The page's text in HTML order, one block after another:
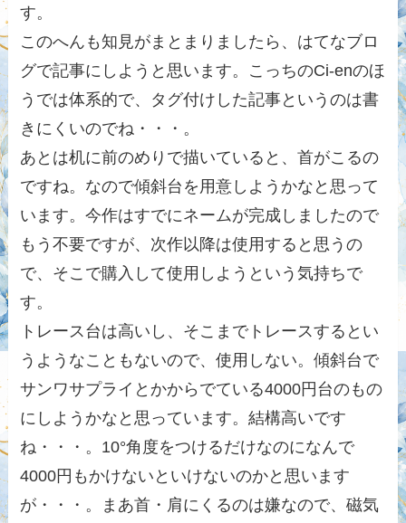
す。
このへんも知見がまとまりましたら、はてなブロ
グで記事にしようと思います。こっちのCi-enのほ
うでは体系的で、タグ付けした記事というのは書
きにくいのでね・・・。
あとは机に前のめりで描いていると、首がこるの
ですね。なので傾斜台を用意しようかなと思って
います。今作はすでにネームが完成しましたので
もう不要ですが、次作以降は使用すると思うの
で、そこで購入して使用しようという気持ちで
す。
トレース台は高いし、そこまでトレースするとい
うようなこともないので、使用しない。傾斜台で
サンワサプライとかからでている4000円台のもの
にしようかなと思っています。結構高いです
ね・・・。10°角度をつけるだけなのになんで
4000円もかけないといけないのかと思います
が・・・。まあ首・肩にくるのは嫌なので、磁気